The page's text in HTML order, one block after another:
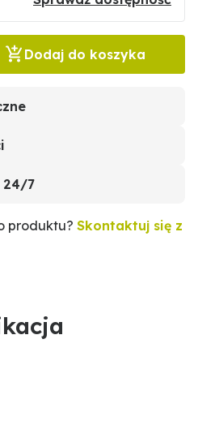
Dodaj do koszyka
24/7
produktu? Skontaktuj się z